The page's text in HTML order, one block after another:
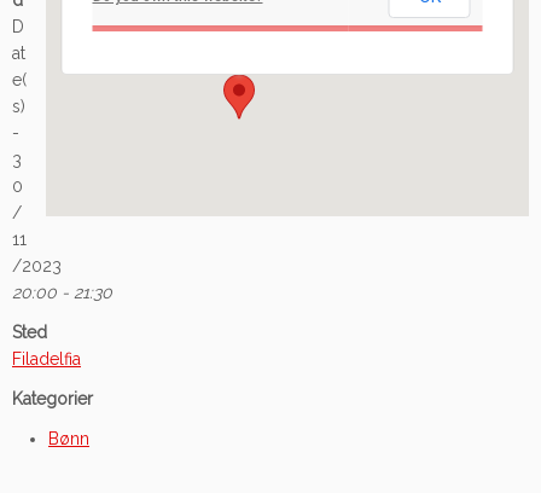
Arrangement
D
at
e(
s)
-
3
0
/
11
/2023
20:00 - 21:30
Sted
Filadelfia
Kategorier
Bønn